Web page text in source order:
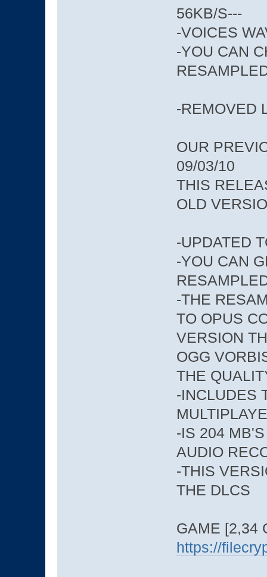
56KB/S---
-VOICES
-YOU CAN
-REMOVED
OUR
09/03/10
THIS
OLD
-UPDATED
-YOU CAN
-THE
TO OPUS
VERSION
OGG
THE
-INCLUDES
-IS 204
AUDIO
-THIS
THE DLCS
GAME [2,34
https://